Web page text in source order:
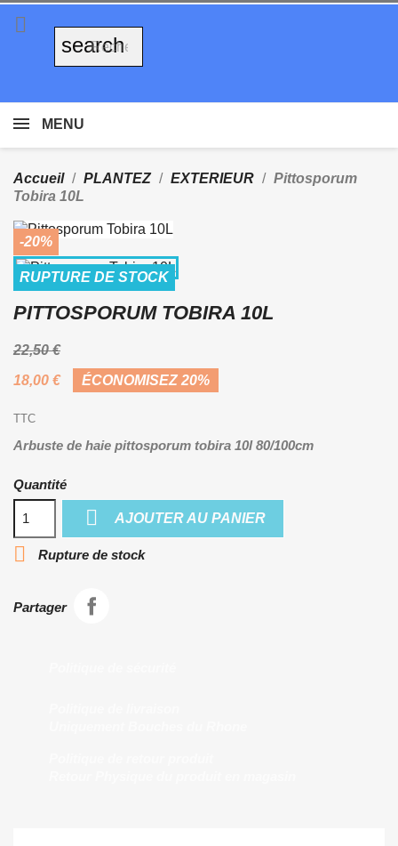

search
MENU
Accueil PLANTEZ EXTERIEUR
Pittosporum
Tobira 10L
-20%
RUPTURE DE STOCK
PITTOSPORUM TOBIRA 10L
22,50 €
18,00 €
ÉCONOMISEZ 20%
TTC
Arbuste de haie pittosporum tobira 10l 80/100cm
Quantité
 AJOUTER AU PANIER
 Rupture de stock
Partager